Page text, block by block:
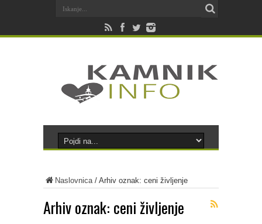
Naslovnica/ Arhiv oznak: ceni življenje
Arhiv oznak: ceni življenje